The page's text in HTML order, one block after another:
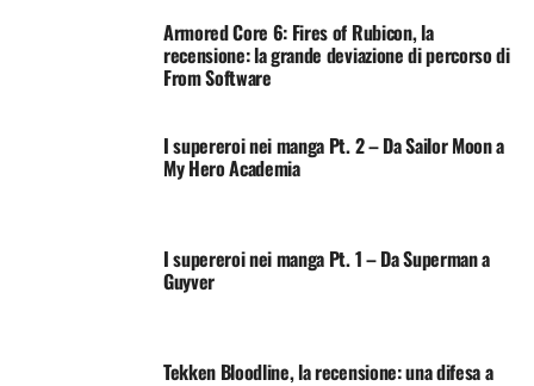
Armored Core 6: Fires of Rubicon, la
recensione: la grande deviazione di percorso di
From Software
I supereroi nei manga Pt. 2 – Da Sailor Moon a
My Hero Academia
I supereroi nei manga Pt. 1 – Da Superman a
Guyver
Tekken Bloodline, la recensione: una difesa a